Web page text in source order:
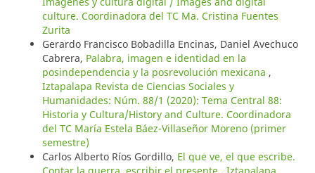
culture. Coordinadora del TC Ma. Cristina Fuentes
Zurita
Gerardo Francisco Bobadilla Encinas, Daniel Avechuco
Cabrera, Palabra, imagen e identidad en la
posindependencia y la posrevolución mexicana ,
Iztapalapa Revista de Ciencias Sociales y
Humanidades: Núm. 88/1 (2020): Tema Central 88:
Historia y Cultura/History and Culture. Coordinadora
del TC María Estela Báez-Villaseñor Moreno (primer
semestre)
Carlos Alberto Ríos Gordillo, El que ve, el que escribe.
Contar la guerra, escribir el presente , Iztapalapa